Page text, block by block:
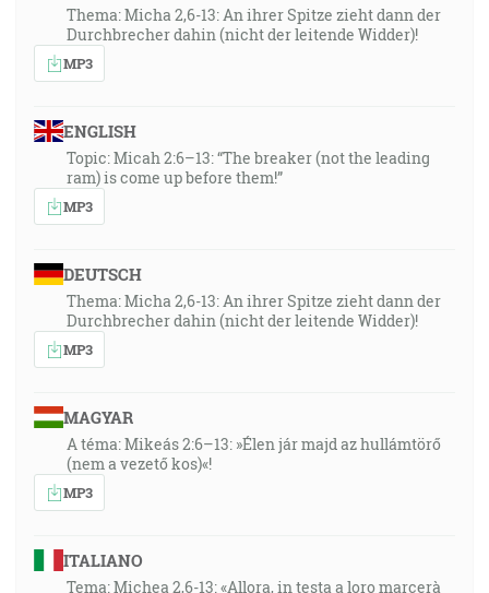
Thema: Micha 2,6-13: An ihrer Spitze zieht dann der
Durchbrecher dahin (nicht der leitende Widder)!
MP3
ENGLISH
Topic: Micah 2:6–13: “The breaker (not the leading
ram) is come up before them!”
MP3
DEUTSCH
Thema: Micha 2,6-13: An ihrer Spitze zieht dann der
Durchbrecher dahin (nicht der leitende Widder)!
MP3
MAGYAR
A téma: Mikeás 2:6–13: »Élen jár majd az hullámtörő
(nem a vezető kos)«!
MP3
ITALIANO
Tema: Michea 2,6-13: «Allora, in testa a loro marcerà